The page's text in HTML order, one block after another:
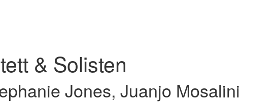
& Solisten
Jones, Juanjo Mosalini